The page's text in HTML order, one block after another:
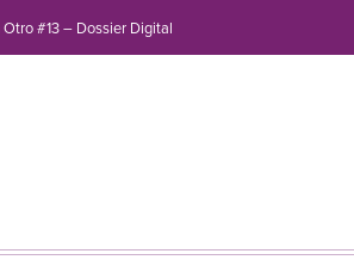
Otro #13 – Dossier Digital